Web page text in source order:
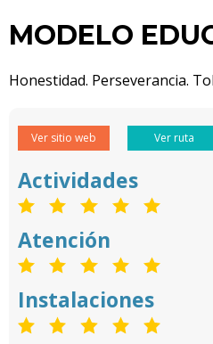
MODELO
Honestidad. Perseverancia.
Ver sitio web Ver ruta
Actividades
Atención
Instalaciones